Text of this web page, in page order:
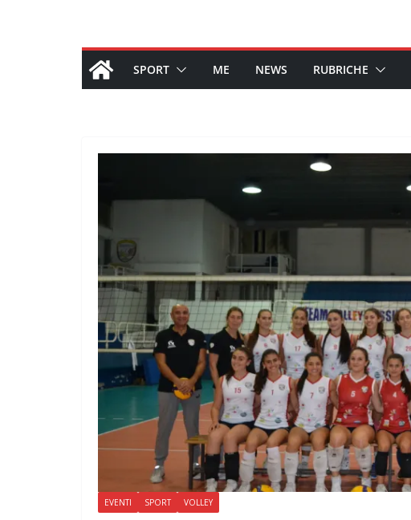
SPORT ME NEWS RUBRICHE
EVENTI SPORT VOLLEY